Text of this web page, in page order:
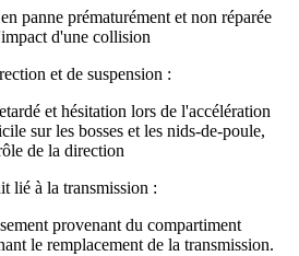
panne prématurément et non réparée
d'une collision
et de suspension :
et hésitation lors de l'accélération
sur les bosses et les nids-de-poule,
de la direction
lié à la transmission :
provenant du compartiment
le remplacement de la transmission.